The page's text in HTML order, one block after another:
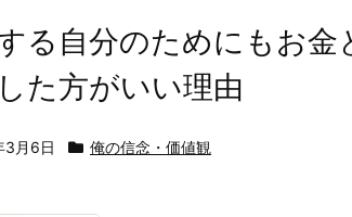
る自分のためにもお金
た方がいい理由
3月6日 俺の信念・価値観